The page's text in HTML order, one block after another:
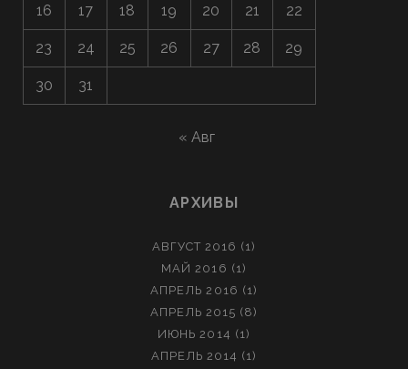
16 17 18 19 20 21 22
23 24 25 26 27 28 29
30 31
« Авг
АРХИВЫ
АВГУСТ 2016 (1)
МАЙ 2016 (1)
АПРЕЛЬ 2016 (1)
АПРЕЛЬ 2015 (8)
ИЮНЬ 2014 (1)
АПРЕЛЬ 2014 (1)